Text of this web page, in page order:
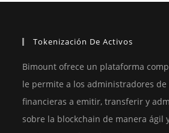
Tokenización De Activos
Bimount ofrece un plataforma
le permite a los administradores
financieras a emitir, transferir y
sobre la blockchain de manera ágil